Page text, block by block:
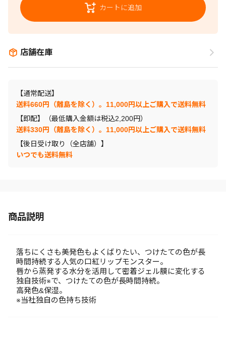
カートに追加
店舗在庫
【通常配送】
送料660円（離島を除く）。11,000円以上ご購入で送料無料
【即配】（最低購入金額は税込2,200円）
送料330円（離島を除く）。11,000円以上ご購入で送料無料
【後日受け取り（全店舗）】
いつでも送料無料
商品説明
落ちにくさも美発色もよくばりたい、つけたての色が長
時間持続する人気の口紅リップモンスター。
唇から蒸発する水分を活用して密着ジェル膜に変化する
独自技術※で、つけたての色が長時間持続。
高発色&保湿。
※当社独自の色持ち技術